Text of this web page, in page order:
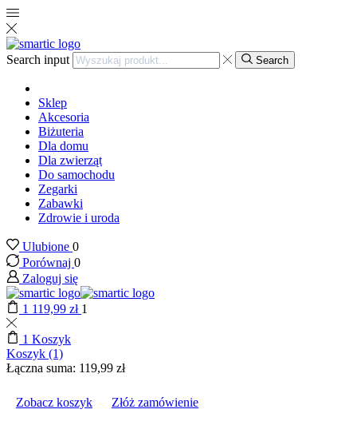
Search input Search
Sklep
Akcesoria
Biżuteria
Dla domu
Dla zwierząt
Do samochodu
Zegarki
Zabawki
Zdrowie i uroda
Ulubione 0
Porównaj 0
Zaloguj się
1 119,99 zł 1
1 Koszyk
Koszyk (1)
Łączna suma: 119,99 zł
Zobacz koszyk Złóż zamówienie